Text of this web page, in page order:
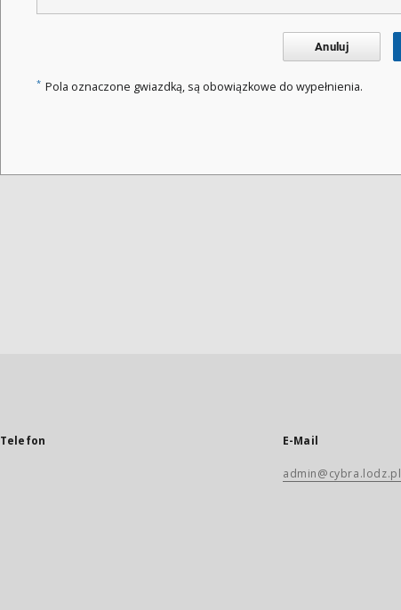
Anuluj
* Pola oznaczone gwiazdką, są obowiązkowe do wypełnienia.
Telefon E-Mail
admin@cybra.lodz.pl